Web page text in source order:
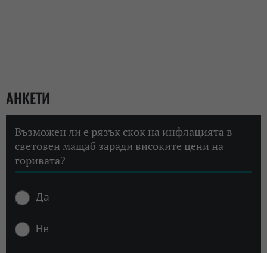
АНКЕТИ
Възможен ли е рязък скок на инфлацията в
световен мащаб заради високите цени на
горивата?
Да
Не